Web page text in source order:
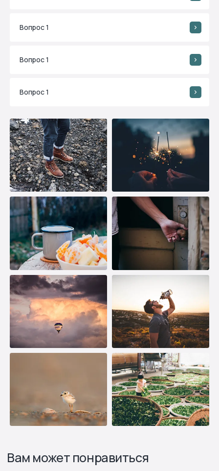
Вопрос 1
Вопрос 1
Вопрос 1
Вам может понравиться
Узнайте, какое оборудование
подойдет под ваш объект и
поставленную задачу
Ответьте на 5 вопросов и получите